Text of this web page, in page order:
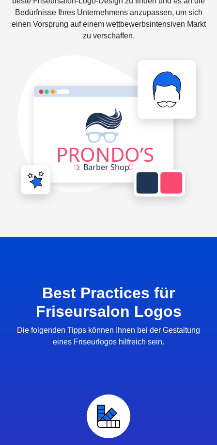
Bedürfnisse Ihres Unternehmens anzupassen, um sich
einen Vorsprung auf einem wettbewerbsintensiven Markt
zu verschaffen.
Best Practices für
Friseursalon Logos
Die folgenden Tipps können Ihnen bei der Gestaltung
eines Friseurlogos hilfreich sein.